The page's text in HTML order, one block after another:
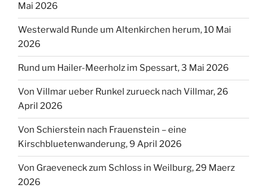
Mai 2026
Westerwald Runde um Altenkirchen herum, 10 Mai
2026
Rund um Hailer-Meerholz im Spessart, 3 Mai 2026
Von Villmar ueber Runkel zurueck nach Villmar, 26
April 2026
Von Schierstein nach Frauenstein – eine
Kirschbluetenwanderung, 9 April 2026
Von Graeveneck zum Schloss in Weilburg, 29 Maerz
2026